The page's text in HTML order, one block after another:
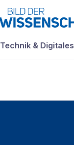
Technik & Digitales